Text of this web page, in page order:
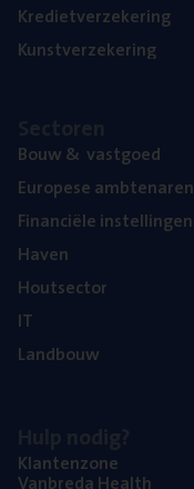
Kre­diet­ver­ze­ke­ring
Kunst­ver­ze­ke­ring
Bouw& vastgoed
Euro­pe­se ambtenaren
Finan­ci­ë­le instellingen
Haven
Hout­sec­tor
IT
Land­bouw
Klan­ten­zo­ne
Van­b­re­da Health